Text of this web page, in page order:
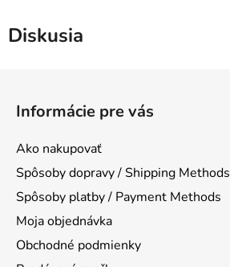
Diskusia
Informácie pre vás
Ako nakupovať
Spôsoby dopravy / Shipping Methods
Spôsoby platby / Payment Methods
Moja objednávka
Obchodné podmienky